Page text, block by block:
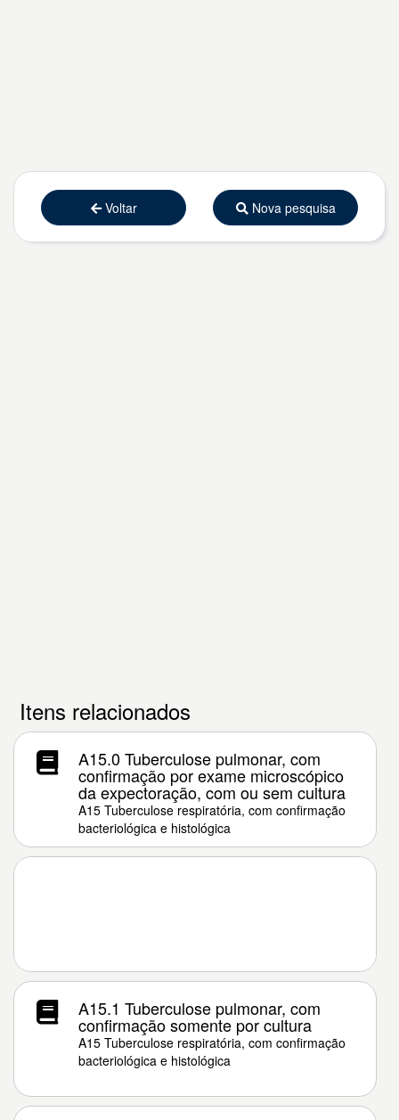
Voltar Nova pesquisa
Itens relacionados
A15.0 Tuberculose pulmonar, com
confirmação por exame microscópico
da expectoração, com ou sem cultura
A15 Tuberculose respiratória, com confirmação
bacteriológica e histológica
A15.1 Tuberculose pulmonar, com
confirmação somente por cultura
A15 Tuberculose respiratória, com confirmação
bacteriológica e histológica